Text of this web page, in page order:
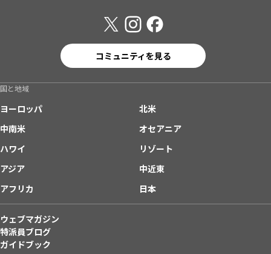
コミュニティを見る
国と地域
ヨーロッパ
北米
中南米
オセアニア
ハワイ
リゾート
アジア
中近東
アフリカ
日本
ウェブマガジン
特派員ブログ
ガイドブック